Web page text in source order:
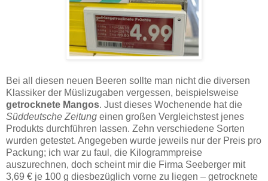
Bei all diesen neuen Beeren sollte man nicht die diversen
Klassiker der Müslizugaben vergessen, beispielsweise
getrocknete Mangos. Just dieses Wochenende hat die
Süddeutsche Zeitung einen großen Vergleichstest jenes
Produkts durchführen lassen. Zehn verschiedene Sorten
wurden getestet. Angegeben wurde jeweils nur der Preis pro
Packung; ich war zu faul, die Kilogrammpreise
auszurechnen, doch scheint mir die Firma Seeberger mit
3,69 € je 100 g diesbezüglich vorne zu liegen – getrocknete